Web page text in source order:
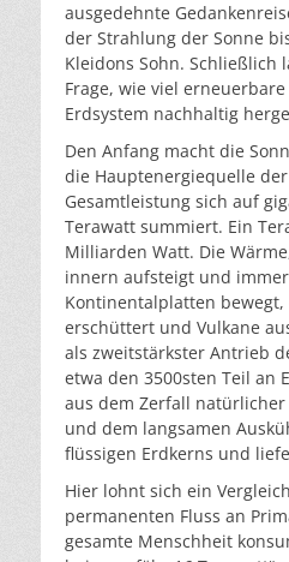
ausgedehnte
der Strahlung der Sonne
Kleidons Sohn. Schließlich
Frage, wie viel
Erdsystem nachhaltig
Den Anfang macht die
die Hauptenergiequelle
Gesamtleistung sich auf
Terawatt summiert. Ein
Milliarden Watt. Die
innern aufsteigt und
Kontinentalplatten
erschüttert und Vulkane
als zweitstärkster Antrieb
etwa den 3500sten Teil an
aus dem Zerfall
und dem langsamen
flüssigen Erdkerns und
Hier lohnt sich ein
permanenten Fluss an
gesamte Menschheit